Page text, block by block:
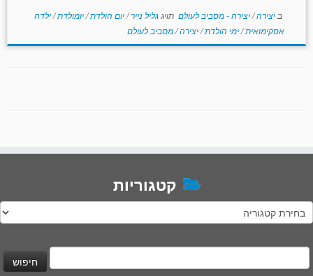
ב יצירה/יצירה - מסביב לעולם תויגגליל נייר/יום הולדת/יומולדת/ילדה
אסקימואית/ימי הולדת/יצירה/מסביב לעולם
קטגוריות
קטגוריות
חיפוש: